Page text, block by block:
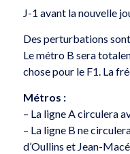
J-1 avant la nouvelle
Des perturbations
Le métro B sera
chose pour le F1. La
Métros :
– La ligne A circulera
– La ligne B ne
d’Oullins et Jean-Macé